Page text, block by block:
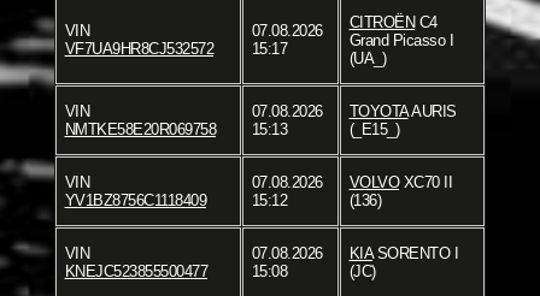
VIN
VF7UA9HR8CJ532572
07.08.2026
15:17
CITROËN C4
Grand Picasso I
(UA_)
VIN
NMTKE58E20R069758
07.08.2026
15:13
TOYOTAAURIS
(_E15_)
VIN
YV1BZ8756C1118409
07.08.2026
15:12
VOLVOXC70 II
(136)
VIN
KNEJC523855500477
07.08.2026
15:08
KIASORENTO I
(JC)